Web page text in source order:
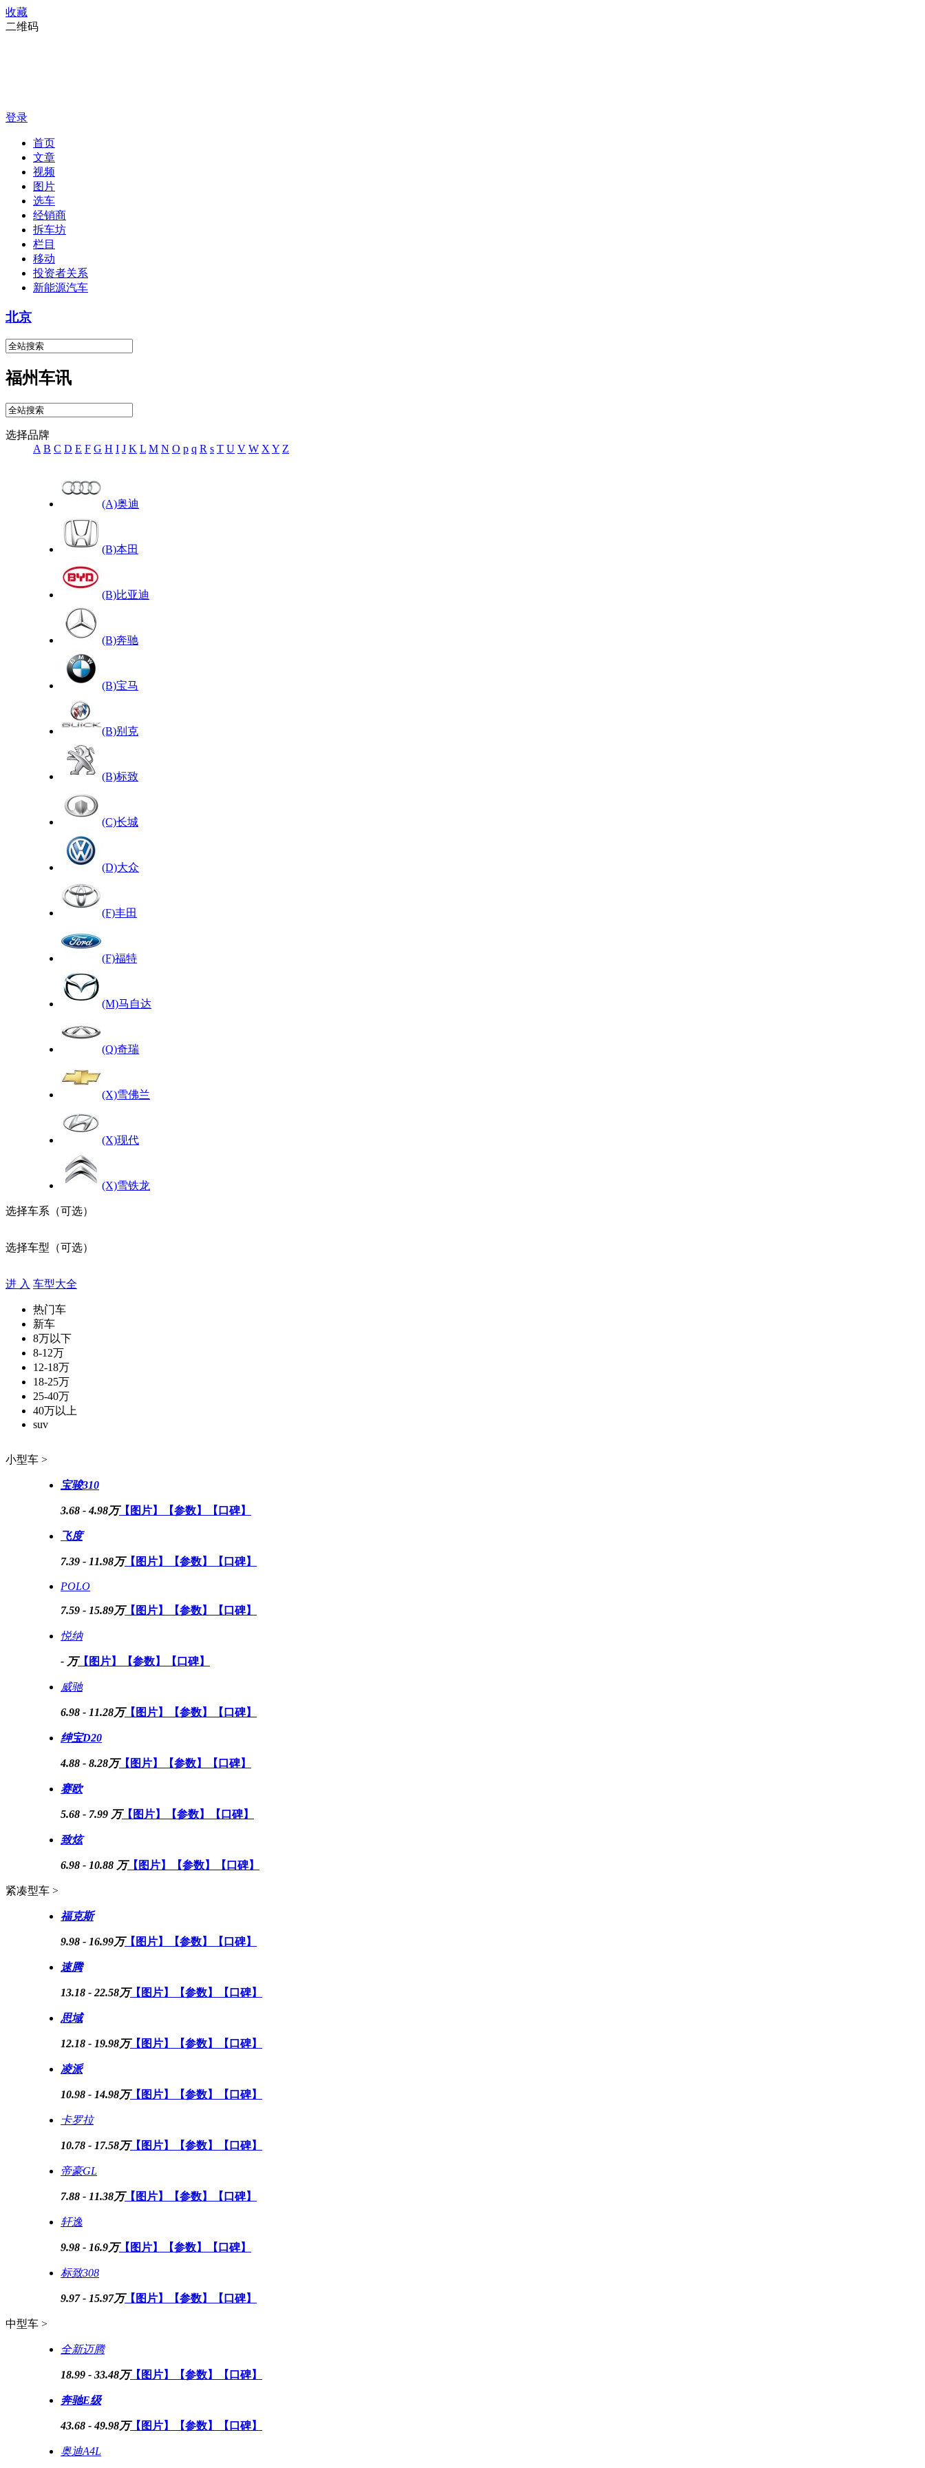
收藏
二维码
登录
首页
文章
视频
图片
选车
经销商
拆车坊
栏目
移动
投资者关系
新能源汽车
北京
福州车讯
选择品牌
A B C D E F G H I J K L M N O p q R s T U V W X Y Z
(A)奥迪
(B)本田
(B)比亚迪
(B)奔驰
(B)宝马
(B)别克
(B)标致
(C)长城
(D)大众
(F)丰田
(F)福特
(M)马自达
(Q)奇瑞
(X)雪佛兰
(X)现代
(X)雪铁龙
选择车系（可选）
选择车型（可选）
进 入 车型大全
热门车
新车
8万以下
8-12万
12-18万
18-25万
25-40万
40万以上
suv
小型车 >
宝骏310
3.68 - 4.98万【图片】 【参数】 【口碑】
飞度
7.39 - 11.98万【图片】 【参数】 【口碑】
POLO
7.59 - 15.89万【图片】 【参数】 【口碑】
悦纳
- 万【图片】 【参数】 【口碑】
威驰
6.98 - 11.28万【图片】 【参数】 【口碑】
绅宝D20
4.88 - 8.28万【图片】 【参数】 【口碑】
赛欧
5.68 - 7.99 万【图片】 【参数】 【口碑】
致炫
6.98 - 10.88 万【图片】 【参数】 【口碑】
紧凑型车 >
福克斯
9.98 - 16.99万【图片】 【参数】 【口碑】
速腾
13.18 - 22.58万【图片】 【参数】 【口碑】
思域
12.18 - 19.98万【图片】 【参数】 【口碑】
凌派
10.98 - 14.98万【图片】 【参数】 【口碑】
卡罗拉
10.78 - 17.58万【图片】 【参数】 【口碑】
帝豪GL
7.88 - 11.38万【图片】 【参数】 【口碑】
轩逸
9.98 - 16.9万【图片】 【参数】 【口碑】
标致308
9.97 - 15.97万【图片】 【参数】 【口碑】
中型车 >
全新迈腾
18.99 - 33.48万【图片】 【参数】 【口碑】
奔驰E级
43.68 - 49.98万【图片】 【参数】 【口碑】
奥迪A4L